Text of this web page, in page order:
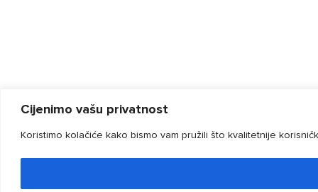
Cijenimo vašu privatnost
Koristimo kolačiće kako bismo vam pružili što kvalitetnije